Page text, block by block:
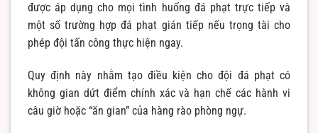
được áp dụng cho mọi tình huống đá phạt trực tiếp và
một số trường hợp đá phạt gián tiếp nếu trọng tài cho
phép đội tấn công thực hiện ngay.
Quy định này nhằm tạo điều kiện cho đội đá phạt có
không gian dứt điểm chính xác và hạn chế các hành vi
câu giờ hoặc “ăn gian” của hàng rào phòng ngự.